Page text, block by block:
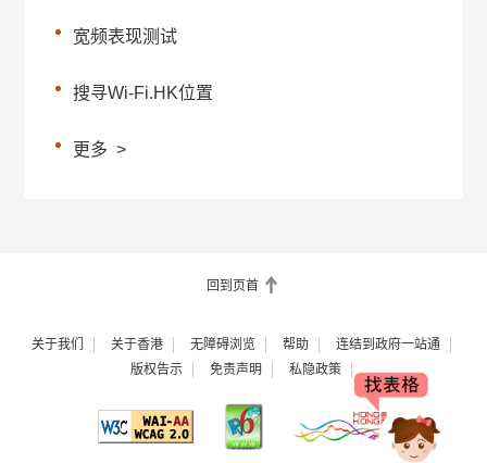
宽频表现测试
搜寻Wi-Fi.HK位置
更多 >
回到页首
关于我们 关于香港 无障碍浏览 帮助
连结到政府一站通
版权告示
免责声明 私隐政策